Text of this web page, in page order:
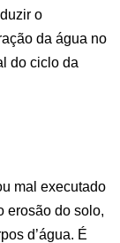
o
da água no
do ciclo da
mal executado
erosão do solo,
d’água. É